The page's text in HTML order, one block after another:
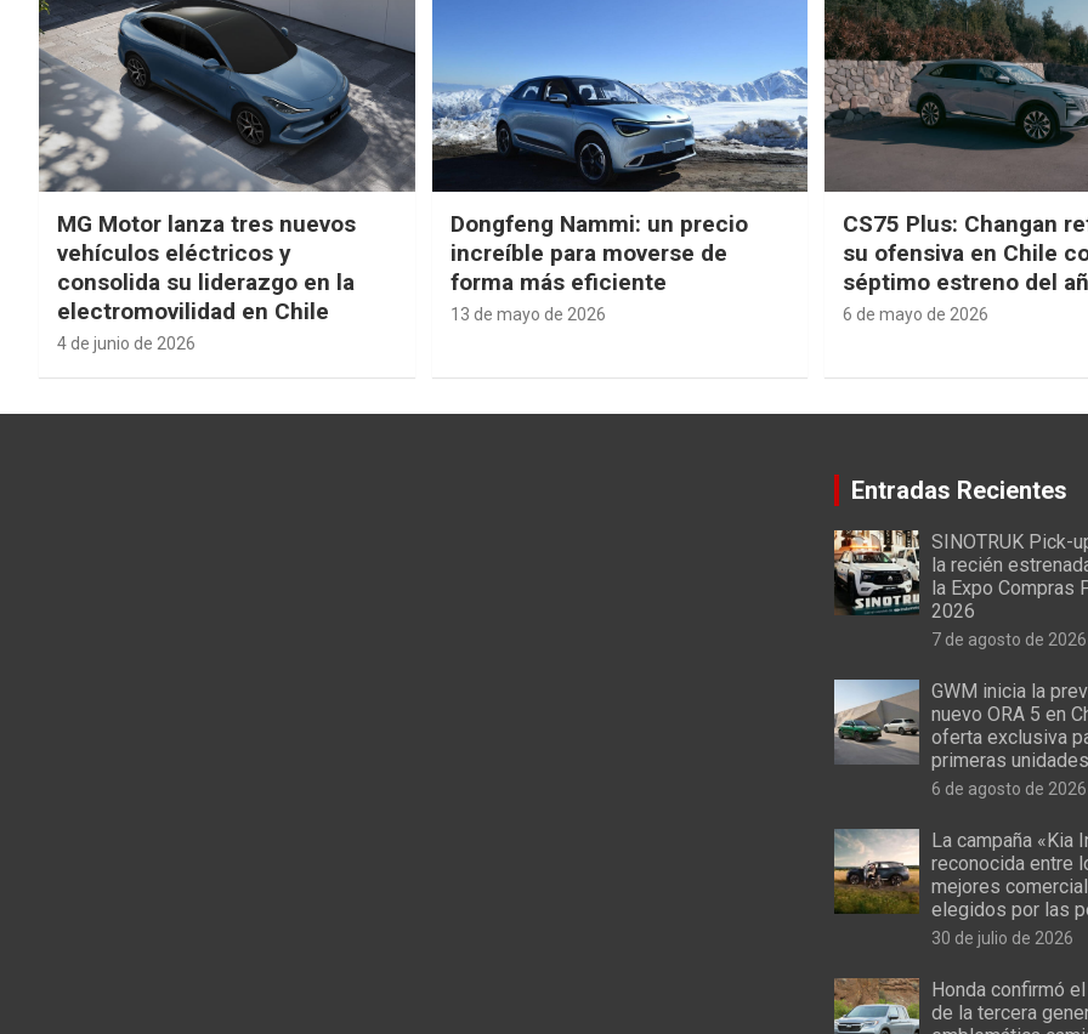
MG Motor lanza tres nuevos
vehículos eléctricos y
consolida su liderazgo en la
electromovilidad en Chile
4 de junio de 2026
Dongfeng Nammi: un precio
increíble para moverse de
forma más eficiente
13 de mayo de 2026
CS75 Plus: Changan
su ofensiva en Chile
séptimo estreno del
6 de mayo de 2026
Entradas Recientes
SINOTRUK Pick-
la recién
la Expo Compras
2026
7 de agosto de 2026
GWM inicia la
nuevo ORA 5 en
oferta exclusiva
primeras unidades
6 de agosto de 2026
La campaña «Kia
reconocida entre
mejores
elegidos por las
30 de julio de 2026
Honda confirmó
de la tercera